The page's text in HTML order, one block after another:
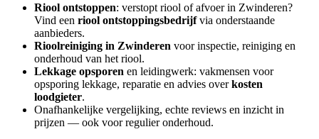
Riool ontstoppen: verstopt riool of afvoer in Zwinderen?
Vind een riool ontstoppingsbedrijfvia onderstaande
aanbieders.
Rioolreiniging in Zwinderen voor inspectie, reiniging en
onderhoud van het riool.
Lekkage opsporen en leidingwerk: vakmensen voor
opsporing lekkage, reparatie en advies overkosten
loodgieter.
Onafhankelijke vergelijking, echte reviews en inzicht in
prijzen — ook voor regulier onderhoud.